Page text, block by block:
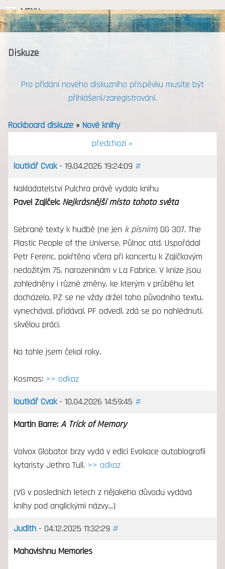
MENU
Diskuze
Pro přidání nového diskuzního příspěvku musíte být
přihlášeni/zaregistrováni.
Rockboard diskuze» Nové knihy
předchozí »
loutkář Cvak- 19.04.2026 19:24:09 #
Nakladatelství Pulchra právě vydalo knihu
Pavel Zajíček: Nejkrásnější místo tohoto světa
Sebrané texty k hudbě (ne jen k písním) DG 307, The
Plastic People of the Universe, Půlnoc atd. Uspořádal
Petr Ferenc, pokřtěno včera při koncertu k Zajíčkovým
nedožitým 75. narozeninám v La Fabrice. V knize jsou
zohledněny i různé změny, ke kterým v průběhu let
docházelo, PZ se ne vždy držel toho původního textu,
vynechával, přidával. PF odvedl, zdá se po nahlédnutí,
skvělou práci.
Na tohle jsem čekal roky.
Kosmas: >> odkaz
loutkář Cvak- 10.04.2026 14:59:45 #
Martin Barre: A Trick of Memory
Volvox Globator brzy vydá v edici Evokace autobiografii
kytaristy Jethro Tull. >> odkaz
(VG v posledních letech z nějakého důvodu vydává
knihy pod anglickými názvy...)
Judith- 04.12.2025 11:32:29 #
Mahavishnu Memories